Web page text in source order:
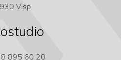
Visp
895 60 20